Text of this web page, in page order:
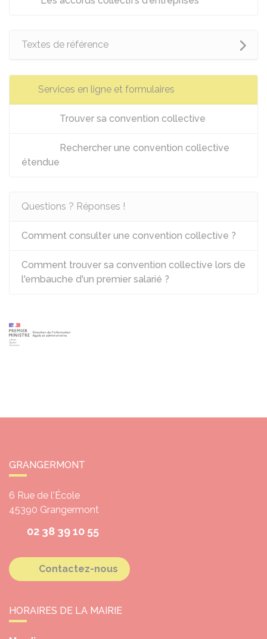
Textes de référence
Services en ligne et formulaires
Trouver sa convention collective
Rechercher une convention collective
étendue
Questions ? Réponses !
Comment consulter une convention collective ?
Comment trouver sa convention collective lors de
l'embauche d'un premier salarié ?
GRANGERMONT
6 Rue de l'École
45390 Grangermont
02 38 39 10 55
Contactez-nous
HORAIRES DE LA MAIRIE